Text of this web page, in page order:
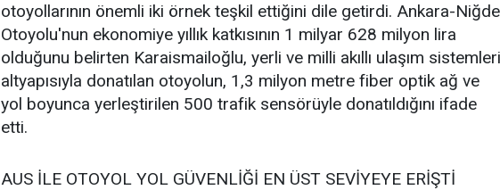
otoyollarının önemli iki örnek teşkil ettiğini dile getirdi. Ankara-Niğde
Otoyolu'nun ekonomiye yıllık katkısının 1 milyar 628 milyon lira
olduğunu belirten Karaismailoğlu, yerli ve milli akıllı ulaşım sistemleri
altyapısıyla donatılan otoyolun, 1,3 milyon metre fiber optik ağ ve
yol boyunca yerleştirilen 500 trafik sensörüyle donatıldığını ifade
etti.
AUS İLE OTOYOL YOL GÜVENLİĞİ EN ÜST SEVİYEYE ERİŞTİ